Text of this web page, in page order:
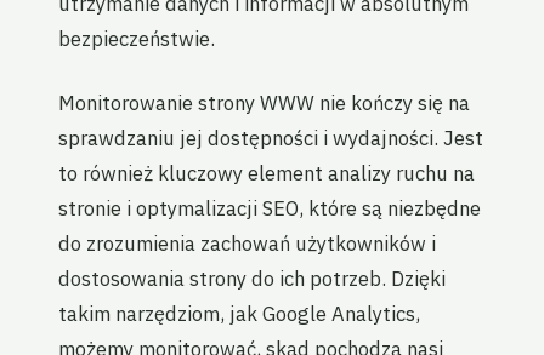
bezpieczeństwie.
Monitorowanie strony WWW nie kończy się na
sprawdzaniu jej dostępności i wydajności. Jest
to również kluczowy element analizy ruchu na
stronie i optymalizacji SEO, które są niezbędne
do zrozumienia zachowań użytkowników i
dostosowania strony do ich potrzeb. Dzięki
takim narzędziom, jak Google Analytics,
możemy monitorować, skąd pochodzą nasi